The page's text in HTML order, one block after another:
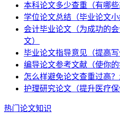
本科论文多少查重（有哪些
学位论文总结（毕业论文小
会计毕业论文（为成功的
文）
毕业论文指导意见（提高写
编导论文参考文献（使你的
怎么样避免论文查重过高
护理研究论文（提升医疗保
热门论文知识